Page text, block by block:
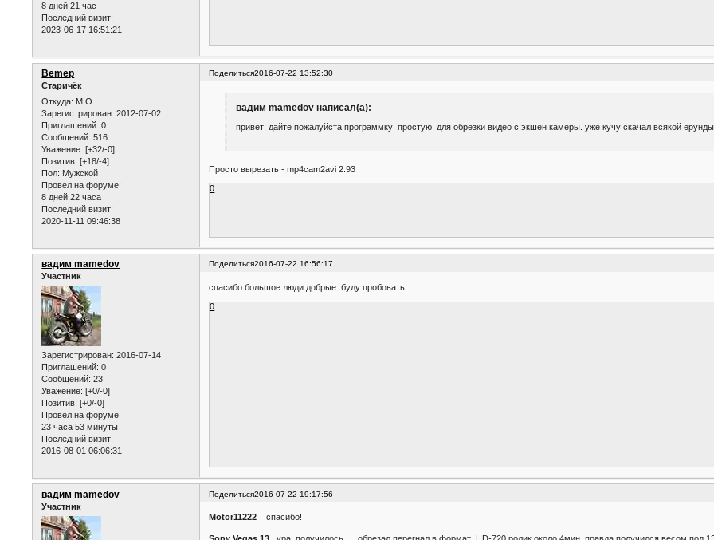
8 дней 21 час
Последний визит:
2023-06-17 16:51:21
Поделиться2016-07-22 13:52:30
Bemep
Старичёк
Откуда: М.О.
Зарегистрирован: 2012-07-02
Приглашений: 0
Сообщений: 516
Уважение: [+32/-0]
Позитив: [+18/-4]
Пол: Мужской
Провел на форуме:
8 дней 22 часа
Последний визит:
2020-11-11 09:46:38
вадим mamedov написал(а):
привет! дайте пожалуйста программку простую для обрезки видео с экшен камеры. уже кучу скачал всякой
Просто вырезать - mp4cam2avi 2.93
0
Поделиться2016-07-22 16:56:17
вадим mamedov
Участник
Зарегистрирован: 2016-07-14
Приглашений: 0
Сообщений: 23
Уважение: [+0/-0]
Позитив: [+0/-0]
Провел на форуме:
23 часа 53 минуты
Последний визит:
2016-08-01 06:06:31
спасибо большое люди добрые. буду пробовать
0
Поделиться2016-07-22 19:17:56
вадим mamedov
Участник
Motor11222 спасибо!